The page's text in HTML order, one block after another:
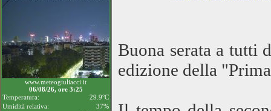
www.meteogiuliacci.it
06/08/26, ore 3:25
Temperatura:
29.9°C
Umidità relativa:
37%
Buona serata a tutti
edizione della